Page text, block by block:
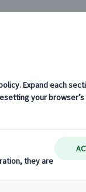
車プランあ
カレンダー・お申